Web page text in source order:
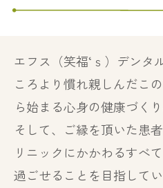
エフス（笑福‘ｓ）デンタ
ころより慣れ親しんだこの
ら始まる心身の健康づく
そして、ご縁を頂いた患
リニックにかかわるすべ
過ごせることを目指してい